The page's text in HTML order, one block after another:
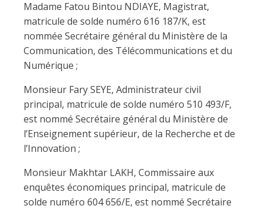
Madame Fatou Bintou NDIAYE, Magistrat,
matricule de solde numéro 616 187/K, est
nommée Secrétaire général du Ministère de la
Communication, des Télécommunications et du
Numérique ;
Monsieur Fary SEYE, Administrateur civil
principal, matricule de solde numéro 510 493/F,
est nommé Secrétaire général du Ministère de
l’Enseignement supérieur, de la Recherche et de
l’Innovation ;
Monsieur Makhtar LAKH, Commissaire aux
enquêtes économiques principal, matricule de
solde numéro 604 656/E, est nommé Secrétaire